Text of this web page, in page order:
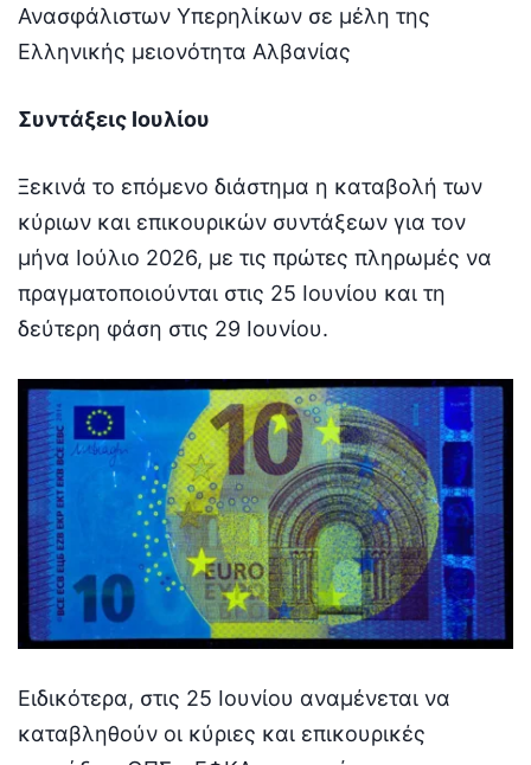
Ανασφάλιστων Υπερηλίκων σε μέλη της
Ελληνικής μειονότητα Αλβανίας
Συντάξεις Ιουλίου
Ξεκινά το επόμενο διάστημα η καταβολή των
κύριων και επικουρικών συντάξεων για τον
μήνα Ιούλιο 2026, με τις πρώτες πληρωμές να
πραγματοποιούνται στις 25 Ιουνίου και τη
δεύτερη φάση στις 29 Ιουνίου.
Ειδικότερα, στις 25 Ιουνίου αναμένεται να
καταβληθούν οι κύριες και επικουρικές